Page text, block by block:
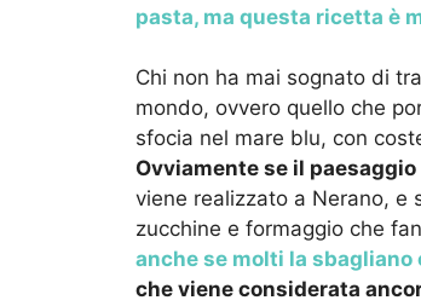
pasta, ma questa ricetta è
Chi non ha mai sognato di
mondo, ovvero quello che
sfocia nel mare blu, con
Ovviamente se il
viene realizzato a Nerano, e
zucchine e formaggio che
anche se molti la
che viene considerata